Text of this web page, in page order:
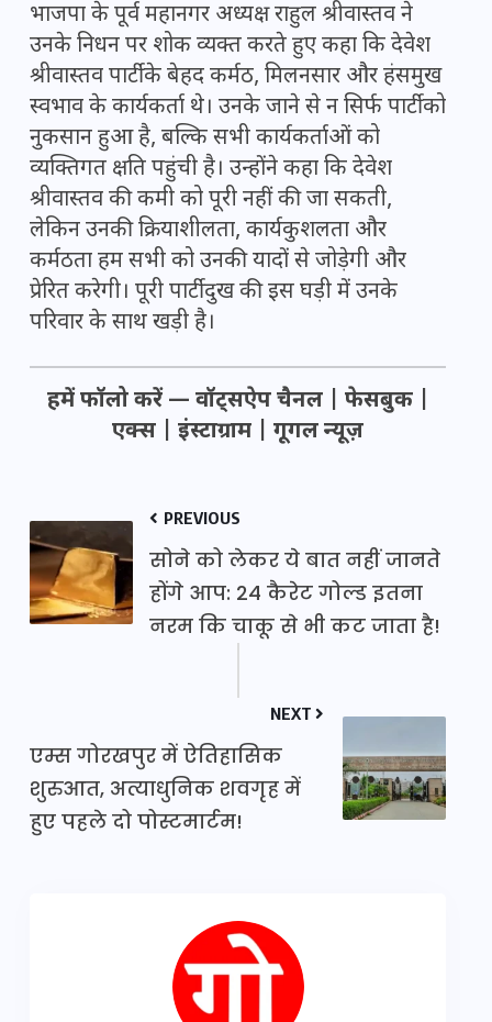
भाजपा के पूर्व महानगर अध्यक्ष राहुल श्रीवास्तव ने
उनके निधन पर शोक व्यक्त करते हुए कहा कि देवेश
श्रीवास्तव पार्टी के बेहद कर्मठ, मिलनसार और हंसमुख
स्वभाव के कार्यकर्ता थे। उनके जाने से न सिर्फ पार्टी को
नुकसान हुआ है, बल्कि सभी कार्यकर्ताओं को
व्यक्तिगत क्षति पहुंची है। उन्होंने कहा कि देवेश
श्रीवास्तव की कमी को पूरी नहीं की जा सकती,
लेकिन उनकी क्रियाशीलता, कार्यकुशलता और
कर्मठता हम सभी को उनकी यादों से जोड़ेगी और
प्रेरित करेगी। पूरी पार्टी दुख की इस घड़ी में उनके
परिवार के साथ खड़ी है।
हमें फॉलो करें — वॉट्सऐप चैनल फेसबुक
एक्स
इंस्टाग्राम गूगल न्यूज़
PREVIOUS
सोने को लेकर ये बात नहीं जानते
होंगे आप: 24 कैरेट गोल्ड इतना
नरम कि चाकू से भी कट जाता है!
NEXT
एम्स गोरखपुर में ऐतिहासिक
शुरुआत, अत्याधुनिक शवगृह में
हुए पहले दो पोस्टमार्टम!